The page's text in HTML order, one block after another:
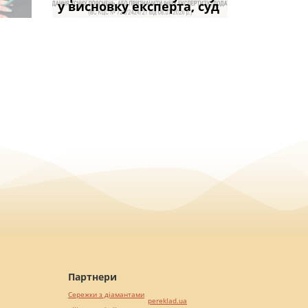
за ігн фраза «на
опублі ПРАКТИКИ», АБО
доведенн віком: чи
у висновку експерта, суд
Партнери
Сережки з діамантами
pereklad.ua